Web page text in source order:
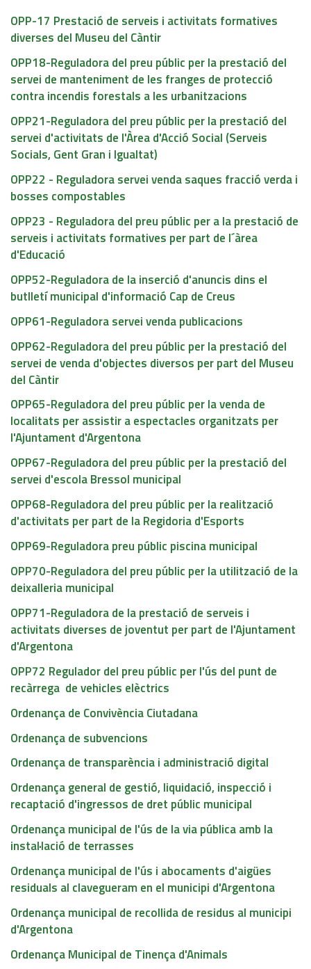
OPP-17 Prestació de serveis i activitats formatives
diverses del Museu del Càntir
OPP18-Reguladora del preu públic per la prestació del
servei de manteniment de les franges de protecció
contra incendis forestals a les urbanitzacions
OPP21-Reguladora del preu públic per la prestació del
servei d'activitats de l'Àrea d'Acció Social (Serveis
Socials, Gent Gran i Igualtat)
OPP22 - Reguladora servei venda saques fracció verda i
bosses compostables
OPP23 - Reguladora del preu públic per a la prestació de
serveis i activitats formatives per part de l´àrea
d'Educació
OPP52-Reguladora de la inserció d'anuncis dins el
butlletí municipal d'informació Cap de Creus
OPP61-Reguladora servei venda publicacions
OPP62-Reguladora del preu públic per la prestació del
servei de venda d'objectes diversos per part del Museu
del Càntir
OPP65-Reguladora del preu públic per la venda de
localitats per assistir a espectacles organitzats per
l'Ajuntament d'Argentona
OPP67-Reguladora del preu públic per la prestació del
servei d'escola Bressol municipal
OPP68-Reguladora del preu públic per la realització
d'activitats per part de la Regidoria d'Esports
OPP69-Reguladora preu públic piscina municipal
OPP70-Reguladora del preu públic per la utilització de la
deixalleria municipal
OPP71-Reguladora de la prestació de serveis i
activitats diverses de joventut per part de l'Ajuntament
d'Argentona
OPP72 Regulador del preu públic per l'ús del punt de
recàrrega de vehicles elèctrics
Ordenança de Convivència Ciutadana
Ordenança de subvencions
Ordenança de transparència i administració digital
Ordenança general de gestió, liquidació, inspecció i
recaptació d'ingressos de dret públic municipal
Ordenança municipal de l'ús de la via pública amb la
instal·lació de terrasses
Ordenança municipal de l'ús i abocaments d'aigües
residuals al clavegueram en el municipi d'Argentona
Ordenança municipal de recollida de residus al municipi
d'Argentona
Ordenança Municipal de Tinença d'Animals